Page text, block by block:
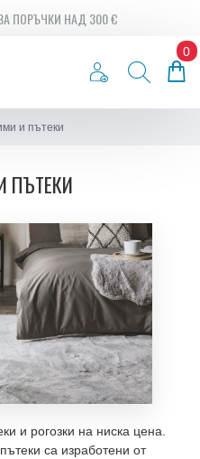
ПОРЪЧКИ НАД 300 €
0
и пътеки
ПЪТЕКИ
и рогозки на ниска цена.
са изработени от